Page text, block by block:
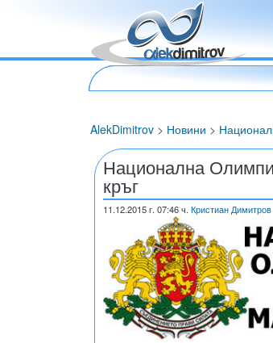
AlekDimitrov > Новини >
Национална
кръг
11.12.2015г. 07:46 ч. Кристиан Димитров